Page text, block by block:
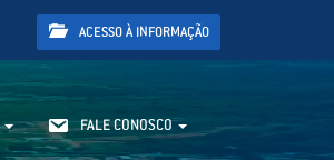
ACESSO À INFORMAÇÃO
FALE CONOSCO